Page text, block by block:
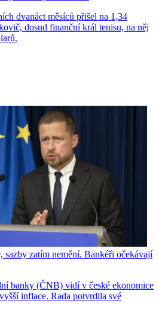
dvanáct měsíců přišel na 1,34
dosud finanční král tenisu, na něj
sazby zatím nemění. Bankéři očekávají
banky (ČNB) vidí v české ekonomice
inflace. Rada potvrdila své